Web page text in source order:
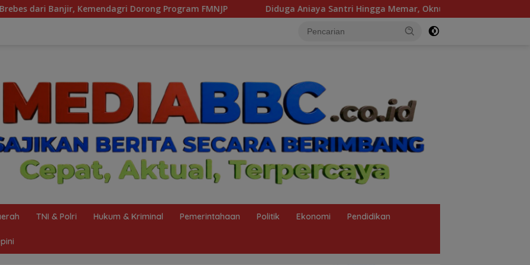
Program FMNJP Diduga Aniaya Santri Hingga Memar, Oknum Ustadz Ponpes Al-Fahd Banyuasin Dilaporkan ke
TNI & Polri Hukum & Kriminal Pemerintahaan Politik Ekonomi Pendidikan